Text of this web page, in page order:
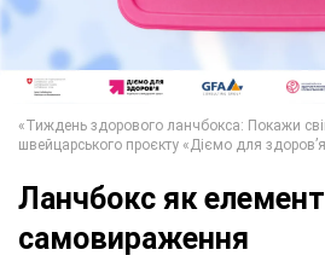
Ланчбокс як елемент
самовираження